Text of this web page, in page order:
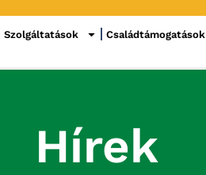
Szolgáltatások Családtámogatások
Hírek